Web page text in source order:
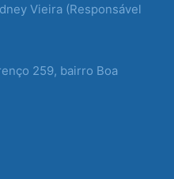
Vieira (Responsável
259, bairro Boa